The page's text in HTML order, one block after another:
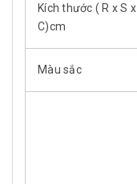
Kích thước ( R x S x
C)cm
Màu sắc